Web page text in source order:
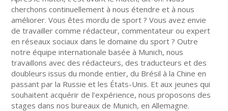
cherchons continuellement à nous étendre et à nous
améliorer. Vous êtes mordu de sport ? Vous avez envie
de travailler comme rédacteur, commentateur ou expert
en réseaux sociaux dans le domaine du sport ? Outre
notre équipe internationale basée à Munich, nous
travaillons avec des rédacteurs, des traducteurs et des
doubleurs issus du monde entier, du Brésil à la Chine en
passant par la Russie et les États-Unis. Et aux jeunes qui
souhaitent acquérir de l’expérience, nous proposons des
stages dans nos bureaux de Munich, en Allemagne.